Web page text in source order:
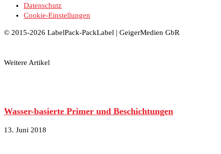
Datenschutz
Cookie-Einstellungen
© 2015-2026 LabelPack-PackLabel | GeigerMedien GbR
Weitere Artikel
Wasser-basierte Primer und Beschichtungen
13. Juni 2018